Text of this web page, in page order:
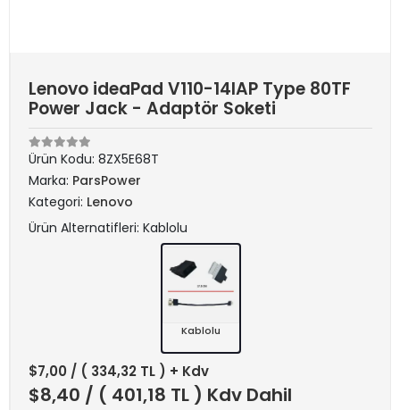
Lenovo ideaPad V110-14IAP Type 80TF
Power Jack - Adaptör Soketi
Ürün Kodu: 8ZX5E68T
Marka: ParsPower
Kategori: Lenovo
Ürün Alternatifleri: Kablolu
Kablolu
$7,00 / ( 334,32 TL ) + Kdv
$8,40 / ( 401,18 TL ) Kdv Dahil